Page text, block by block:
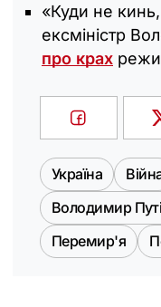
«Куди не
ексміністр
про крах
Україна
Володимир
Перемир'я